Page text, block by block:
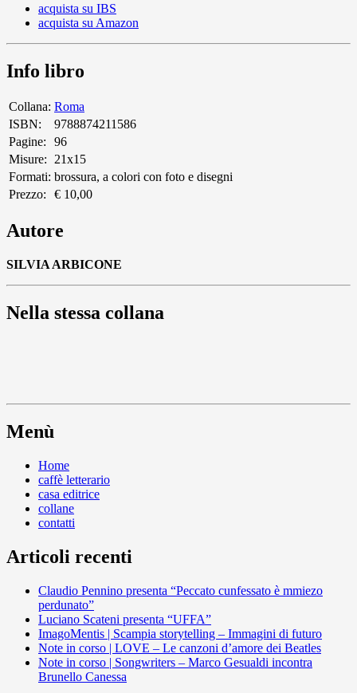
acquista su IBS
acquista su Amazon
Info libro
Collana: Roma
ISBN:
9788874211586
Pagine:
96
Misure: 21x15
Formati: brossura, a colori con foto e disegni
Prezzo:
€ 10,00
Autore
SILVIA ARBICONE
Nella stessa collana
Menù
Home
caffè letterario
casa editrice
collane
contatti
Articoli recenti
Claudio Pennino presenta “Peccato cunfessato è mmiezo
perdunato”
Luciano Scateni presenta “UFFA”
ImagoMentis | Scampia storytelling – Immagini di futuro
Note in corso | LOVE – Le canzoni d’amore dei Beatles
Note in corso | Songwriters – Marco Gesualdi incontra
Brunello Canessa